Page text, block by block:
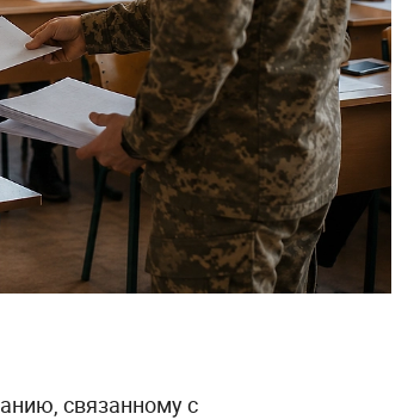
связанному с